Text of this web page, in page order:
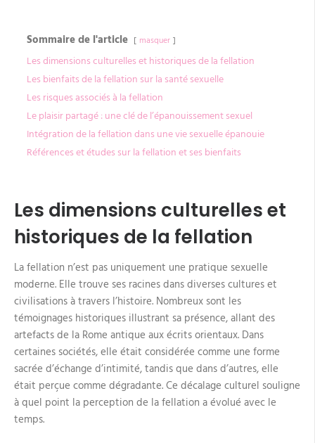
Sommaire de l'article masquer
Les dimensions culturelles et historiques de la fellation
Les bienfaits de la fellation sur la santé sexuelle
Les risques associés à la fellation
Le plaisir partagé : une clé de l’épanouissement sexuel
Intégration de la fellation dans une vie sexuelle épanouie
Références et études sur la fellation et ses bienfaits
Les dimensions culturelles et
historiques de la fellation
La fellation n’est pas uniquement une pratique sexuelle
moderne. Elle trouve ses racines dans diverses cultures et
civilisations à travers l’histoire. Nombreux sont les
témoignages historiques illustrant sa présence, allant des
artefacts de la Rome antique aux écrits orientaux. Dans
certaines sociétés, elle était considérée comme une forme
sacrée d’échange d’intimité, tandis que dans d’autres, elle
était perçue comme dégradante. Ce décalage culturel souligne
à quel point la perception de la fellation a évolué avec le
temps.